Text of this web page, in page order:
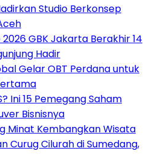
Studio Berkonsep
GBK Jakarta Berakhir 14
Hadir
Gelar OBT Perdana untuk
Ini 15 Pemegang Saham
Bisnisnya
Minat Kembangkan Wisata
Curug Cilurah di Sumedang,